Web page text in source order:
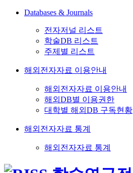
Databases & Journals
전자저널 리스트
학술DB 리스트
주제별 리스트
해외전자자료 이용안내
해외전자자료 이용안내
해외DB별 이용권한
대학별 해외DB 구독현황
해외전자자료 통계
해외전자자료 통계